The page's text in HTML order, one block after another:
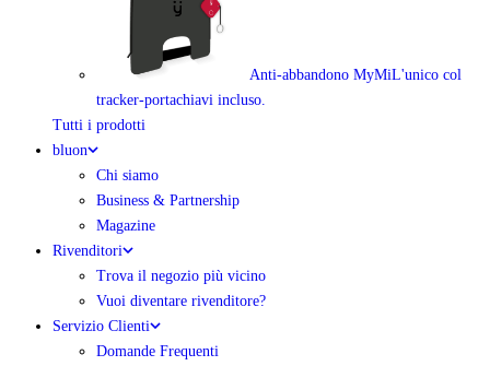
Anti-abbandono MyMiL'unico col
tracker-portachiavi incluso.
Tutti i prodotti
bluon
Chi siamo
Business & Partnership
Magazine
Rivenditori
Trova il negozio più vicino
Vuoi diventare rivenditore?
Servizio Clienti
Domande Frequenti